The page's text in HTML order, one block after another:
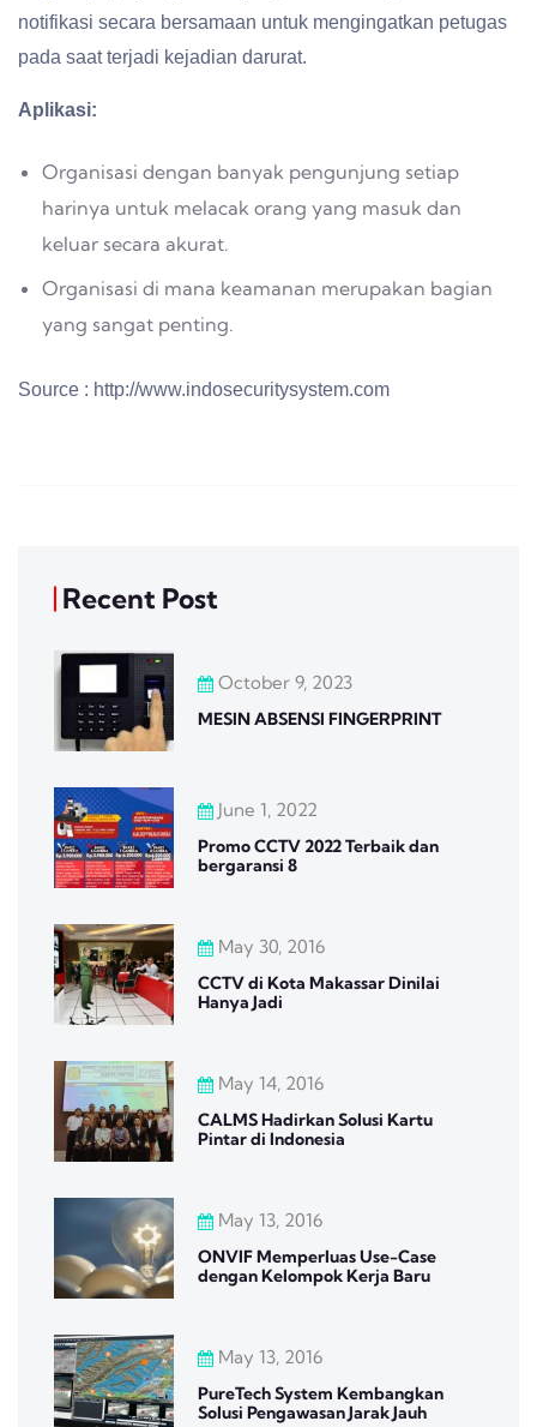
notifikasi secara bersamaan untuk mengingatkan petugas
pada saat terjadi kejadian darurat.
Aplikasi:
Organisasi dengan banyak pengunjung setiap
harinya untuk melacak orang yang masuk dan
keluar secara akurat.
Organisasi di mana keamanan merupakan bagian
yang sangat penting.
Source : http://www.indosecuritysystem.com
Recent Post
October 9, 2023
MESIN ABSENSI FINGERPRINT
June 1, 2022
Promo CCTV 2022 Terbaik dan
bergaransi 8
May 30, 2016
CCTV di Kota Makassar Dinilai
Hanya Jadi
May 14, 2016
CALMS Hadirkan Solusi Kartu
Pintar di Indonesia
May 13, 2016
ONVIF Memperluas Use-Case
dengan Kelompok Kerja Baru
May 13, 2016
PureTech System Kembangkan
Solusi Pengawasan Jarak Jauh